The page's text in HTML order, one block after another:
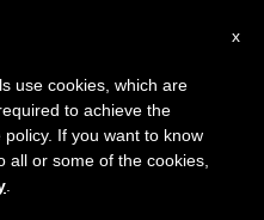
x
use cookies, which are
to achieve the
If you want to know
all or some of the cookies,